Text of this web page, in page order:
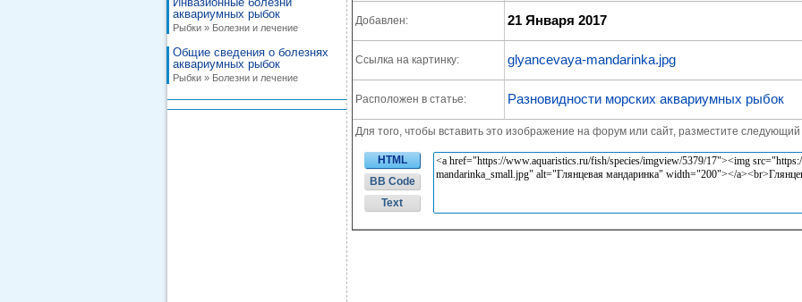
аквариумных рыбок
Рыбки » Болезни и лечение
Общие сведения о болезнях
аквариумных рыбок
Рыбки » Болезни и лечение
Добавлен: 21 Января 2017
Ссылка на картинку: glyancevaya-mandarinka.jpg
Расположен в статье: Разновидности морских аквариумных рыбок
Для того, чтобы вставить это изображение на форум или сайт, разместите следующий
HTML
BB Code
Text